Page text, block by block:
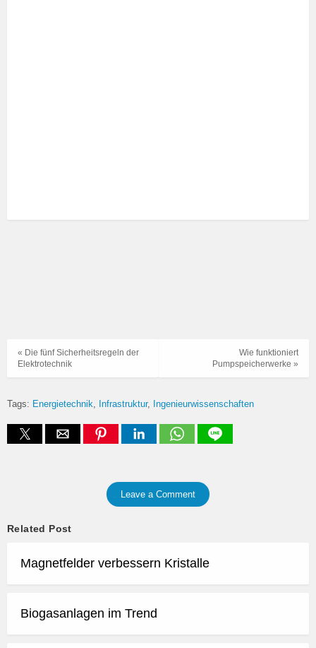
Wie funktioniert
Pumpspeicherwerke »
« Die fünf Sicherheitsregeln der
Elektrotechnik
Tags: Energietechnik Infrastruktur Ingenieurwissenschaften
Leave a Comment
Related Post
Magnetfelder verbessern Kristalle
Biogasanlagen im Trend